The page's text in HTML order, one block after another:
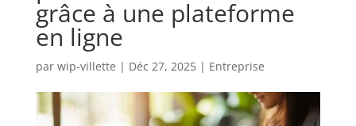
grâce à une plateforme
en ligne
par wip-villette | Déc 27, 2025| Entreprise